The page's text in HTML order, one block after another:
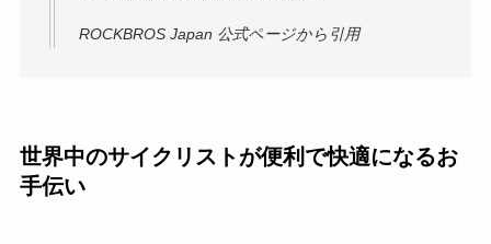
ROCKBROS Japan 公式ページから引用
世界中のサイクリストが便利で快適になるお
手伝い